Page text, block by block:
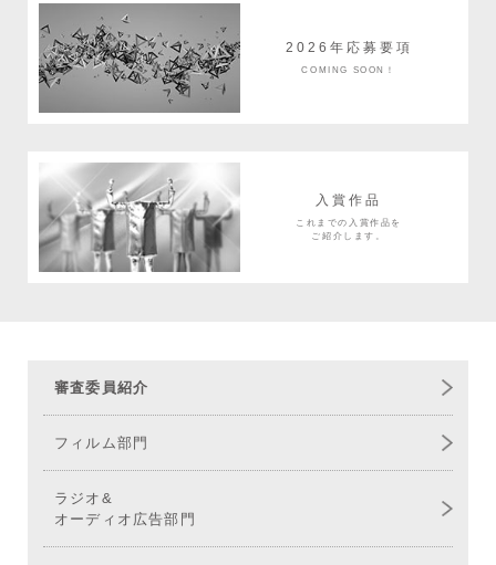
2026年応募要項
COMING SOON！
入賞作品
これまでの入賞作品を
ご紹介します。
審査委員紹介
フィルム部門
ラジオ&
オーディオ広告部門